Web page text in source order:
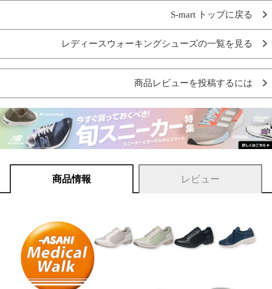
S-mart トップに戻る
レディースウォーキングシューズの一覧を見る
商品レビューを投稿するには
商品情報 レビュー